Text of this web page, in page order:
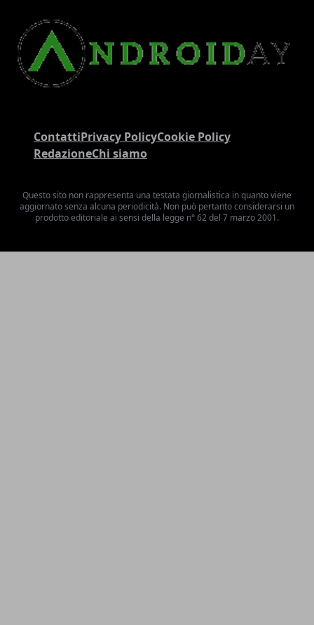
ContattiPrivacy PolicyCookie Policy
RedazioneChi siamo
Questo sito non rappresenta una testata giornalistica in quanto viene
aggiornato senza alcuna periodicità. Non può pertanto considerarsi un
prodotto editoriale ai sensi della legge n° 62 del 7 marzo 2001.